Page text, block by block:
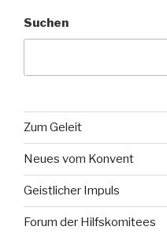
Suchen
Zum Geleit
Neues vom Konvent
Geistlicher Impuls
Forum der Hilfskomitees